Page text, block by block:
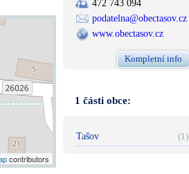
contributors
472 743 094
podatelna@obectasov.cz
www.obectasov.cz
Kompletní info
1 části obce:
Tašov (1)